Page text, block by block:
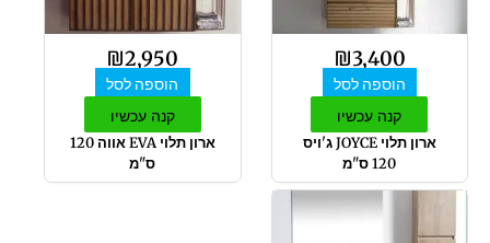
₪3,400
הוספה לסל
קנה עכשיו
ארון תלוי JOYCE ג'ויס
120 ס"מ
₪2,950
הוספה לסל
קנה עכשיו
ארון תלוי EVA אווה 120
ס"מ